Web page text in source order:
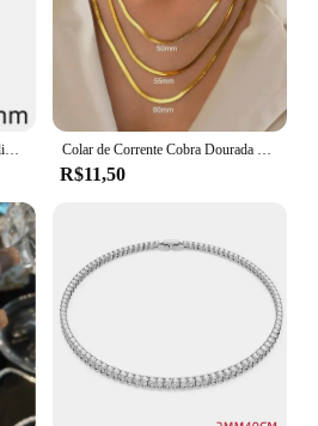
Modian-mulheres 925 prata esterlina colar com pingente de zircão corte geométrico, jóias simples para casamento e noivado Colar de Corrente Cobra Dourada para Mulheres e Homens, Gargantilha Espinha de Herringbone, Correntes de Pescoço 925 Prata Esterlina, Trend Jewelry Gift, 2024
R$11,50